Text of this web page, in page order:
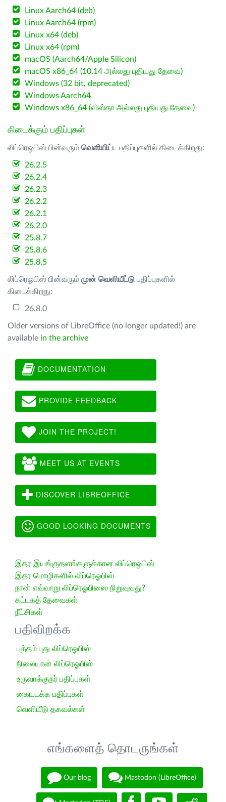
Linux Aarch64 (deb)
Linux Aarch64 (rpm)
Linux x64 (deb)
Linux x64 (rpm)
macOS (Aarch64/Apple Silicon)
macOS x86_64 (10.14 அல்லது புதியது தேவை)
Windows (32 bit, deprecated)
Windows Aarch64
Windows x86_64 (விஸ்தா அல்லது புதியது தேவை)
கிடைக்கும் பதிப்புகள்
லிப்ரெஓபிஸ் பின்வரும் வெளியிட்ட பதிப்புகளில் கிடைக்கிறது:
26.2.5
26.2.4
26.2.3
26.2.2
26.2.1
26.2.0
25.8.7
25.8.6
25.8.5
லிப்ரெஓபிஸ் பின்வரும் முன் வெளியீட்டு பதிப்புகளில்
கிடைக்கிறது:
26.8.0
Older versions of LibreOffice (no longer updated!) are
available in the archive
DOCUMENTATION
PROVIDE FEEDBACK
JOIN THE PROJECT!
MEET US AT EVENTS
DISCOVER LIBREOFFICE
GOOD LOOKING DOCUMENTS
இதர இயங்குதளங்களுக்கான லிப்ரெஓபிஸ்
இதர மொழிகளில் லிப்ரெஓபிஸ்
நான் எவ்வாறு லிப்ரெஓபிஸை நிறுவுவது?
கட்டகத் தேவைகள்
நீட்சிகள்
பதிவிறக்க
புத்தம் புது லிப்ரெஓபிஸ்
நிலையான லிப்ரெஓபிஸ்
உருவாக்குநர் பதிப்புகள்
கையடக்க பதிப்புகள்
வெளியீடு தகவல்கள்
எங்களைத் தொடருங்கள்
Our blog Mastodon (LibreOffice)